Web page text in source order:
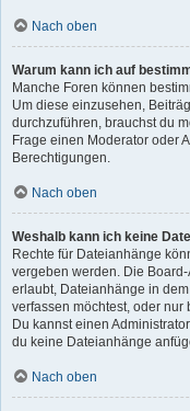
Nach oben
Warum kann ich auf
Manche Foren können
Um diese einzusehen,
durchzuführen, brauchst du
Frage einen Moderator oder
Berechtigungen.
Nach oben
Weshalb kann ich keine
Rechte für Dateianhänge
vergeben werden. Die
erlaubt, Dateianhänge in
verfassen möchtest, oder
Du kannst einen
du keine Dateianhänge
Nach oben